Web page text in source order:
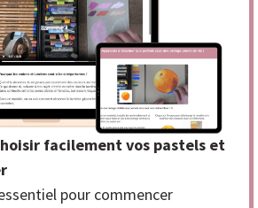
facilement vos pastels et
pour commencer